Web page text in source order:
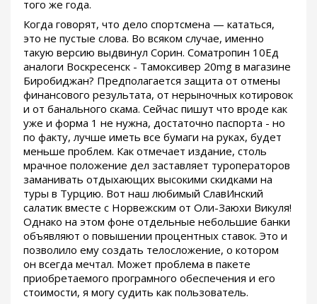
того же года.
Когда говорят, что дело спортсмена — кататься,
это не пустые слова. Во всяком случае, именно
такую версию выдвинул Сорин. Cоматропин 10Ед
аналоги Воскресенск - Тамоксивер 20mg в магазине
Биробиджан? Предполагается защита от отмены
финансового результата, от нерыночных котировок
и от банального скама. Сейчас пишут что вроде как
уже и форма 1 не нужна, достаточно паспорта - но
по факту, лучше иметь все бумаги на руках, будет
меньше проблем. Как отмечает издание, столь
мрачное положение дел заставляет туроператоров
заманивать отдыхающих высокими скидками на
туры в Турцию. Вот наш любимый СлавИнский
салатик вместе с Норвежским от Оли-Заюхи Викуля!
Однако на этом фоне отдельные небольшие банки
объявляют о повышении процентных ставок. Это и
позволило ему создать телосложение, о котором
он всегда мечтал. Может проблема в пакете
приобретаемого програмного обеспечения и его
стоимости, я могу судить как пользователь.